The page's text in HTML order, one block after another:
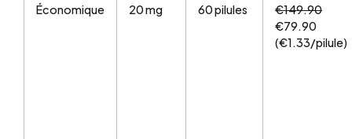
Économique 20 mg 60 pilules
€149.90
€79.90
(€1.33/pilule)